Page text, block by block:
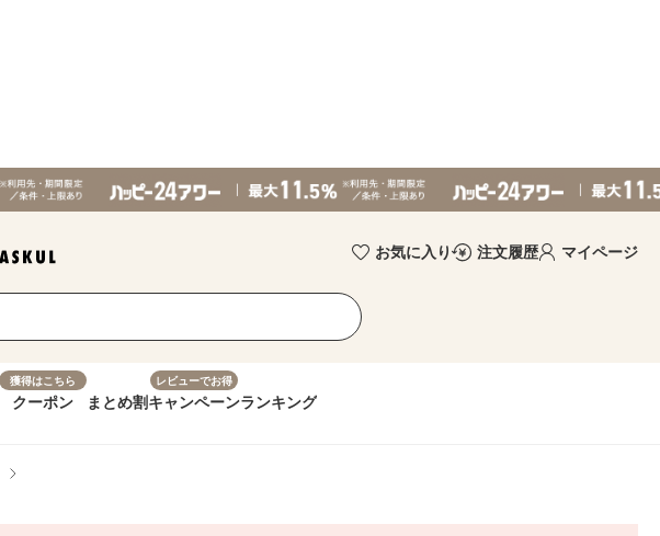
お気に入り 注文履歴 マイページ
獲得はこちら
クーポン まとめ割
レビューでお得
キャンペーンランキング